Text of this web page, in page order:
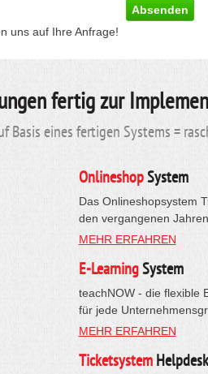
uns auf Ihre Anfrage!
fertig zur
Basis eines fertigen Systems =
OnlineshopSystem
Das Onlineshopsystem
den vergangenen
MEHR ERFAHREN
E-LearningSystem
teachNOW - die flexible
für jede
MEHR ERFAHREN
Ticketsystem